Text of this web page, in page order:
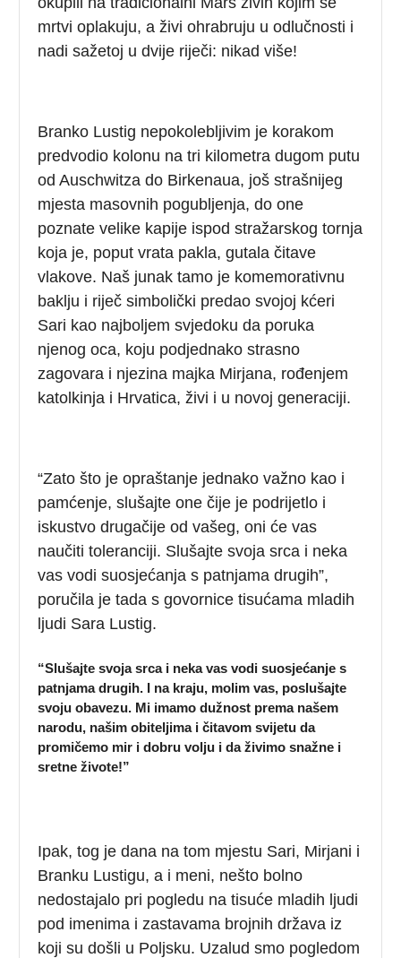
mrtvi oplakuju, a živi ohrabruju u odlučnosti i
nadi sažetoj u dvije riječi: nikad više!
Branko Lustig nepokolebljivim je korakom
predvodio kolonu na tri kilometra dugom putu
od Auschwitza do Birkenaua, još strašnijeg
mjesta masovnih pogubljenja, do one
poznate velike kapije ispod stražarskog tornja
koja je, poput vrata pakla, gutala čitave
vlakove. Naš junak tamo je komemorativnu
baklju i riječ simbolički predao svojoj kćeri
Sari kao najboljem svjedoku da poruka
njenog oca, koju podjednako strasno
zagovara i njezina majka Mirjana, rođenjem
katolkinja i Hrvatica, živi i u novoj generaciji.
“Zato što je opraštanje jednako važno kao i
pamćenje, slušajte one čije je podrijetlo i
iskustvo drugačije od vašeg, oni će vas
naučiti toleranciji. Slušajte svoja srca i neka
vas vodi suosjećanja s patnjama drugih”,
poručila je tada s govornice tisućama mladih
ljudi Sara Lustig.
“Slušajte svoja srca i neka vas vodi suosjećanje s
patnjama drugih. I na kraju, molim vas, poslušajte
svoju obavezu. Mi imamo dužnost prema našem
narodu, našim obiteljima i čitavom svijetu da
promičemo mir i dobru volju i da živimo snažne i
sretne živote!”
Ipak, tog je dana na tom mjestu Sari, Mirjani i
Branku Lustigu, a i meni, nešto bolno
nedostajalo pri pogledu na tisuće mladih ljudi
pod imenima i zastavama brojnih država iz
koji su došli u Poljsku. Uzalud smo pogledom